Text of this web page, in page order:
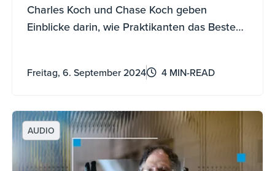
Charles Koch und Chase Koch geben
Einblicke darin, wie Praktikanten das Beste
Freitag, 6. September 2024 4 MIN-READ
AUDIO